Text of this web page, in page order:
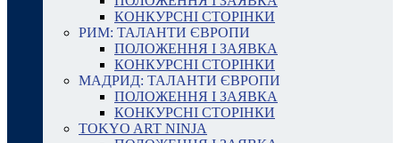
КОНКУРСНІ СТОРІНКИ
РИМ: ТАЛАНТИ ЄВРОПИ
ПОЛОЖЕННЯ І ЗАЯВКА
КОНКУРСНІ СТОРІНКИ
МАДРИД: ТАЛАНТИ ЄВРОПИ
ПОЛОЖЕННЯ І ЗАЯВКА
КОНКУРСНІ СТОРІНКИ
TOKYO ART NINJA